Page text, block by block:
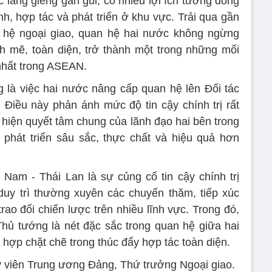
hợp tác và phát triển ở khu vực. Trải qua gần
ngoại giao, quan hệ hai nước không ngừng
mẽ, toàn diện, trở thành một trong những mối
trong ASEAN.
là việc hai nước nâng cấp quan hệ lên Đối tác
này phản ánh mức độ tin cậy chính trị rất
quyết tâm chung của lãnh đạo hai bên trong
triển sâu sắc, thực chất và hiệu quả hơn
- Thái Lan là sự củng cố tin cậy chính trị
trì thường xuyên các chuyến thăm, tiếp xúc
đổi chiến lược trên nhiều lĩnh vực. Trong đó,
tướng là nét đặc sắc trong quan hệ giữa hai
chặt chẽ trong thúc đẩy hợp tác toàn diện.